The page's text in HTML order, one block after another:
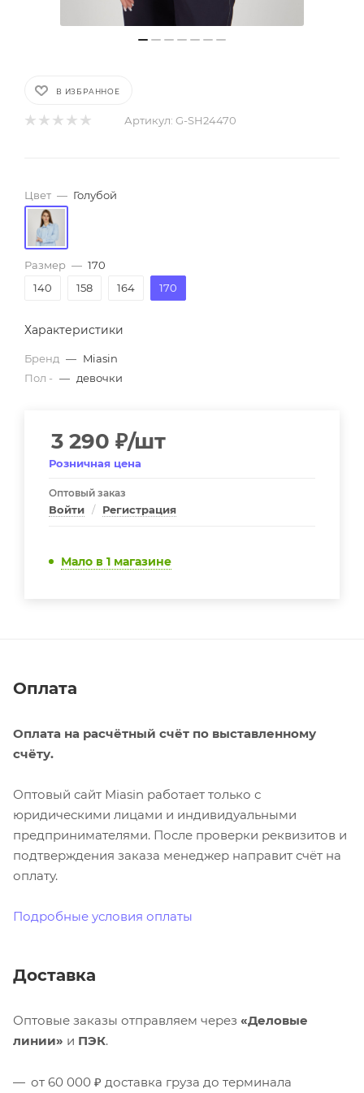
В ИЗБРАННОЕ
Артикул: G-SH24470
Цвет — Голубой
Размер — 170
140
158 164 170
Характеристики
Бренд — Miasin
Пол - — девочки
3 290 ₽/шт
Розничная цена
Оптовый заказ
Войти / Регистрация
Мало в 1 магазине
Оплата
Оплата на расчётный счёт по выставленному
счёту.
Оптовый сайт Miasin работает только с
юридическими лицами и индивидуальными
предпринимателями. После проверки реквизитов и
подтверждения заказа менеджер направит счёт на
оплату.
Подробные условия оплаты
Доставка
Оптовые заказы отправляем через «Деловые
линии» и ПЭК.
от 60 000 ₽ доставка груза до терминала